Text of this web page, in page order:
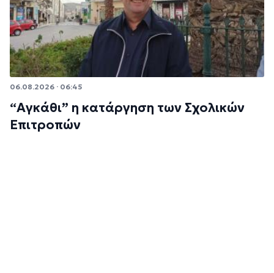
06.08.2026 · 06:45
“Αγκάθι” η κατάργηση των Σχολικών
Επιτροπών